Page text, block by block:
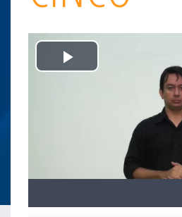
Play